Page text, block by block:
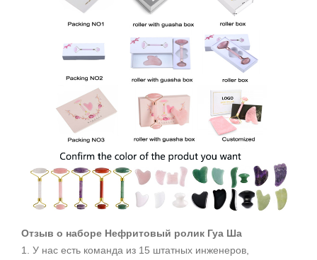
Отзыв о наборе Нефритовый ролик Гуа Ша
1. У нас есть команда из 15 штатных инженеров,